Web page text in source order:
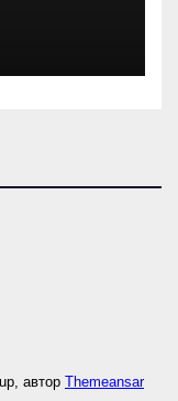
автор Themeansar